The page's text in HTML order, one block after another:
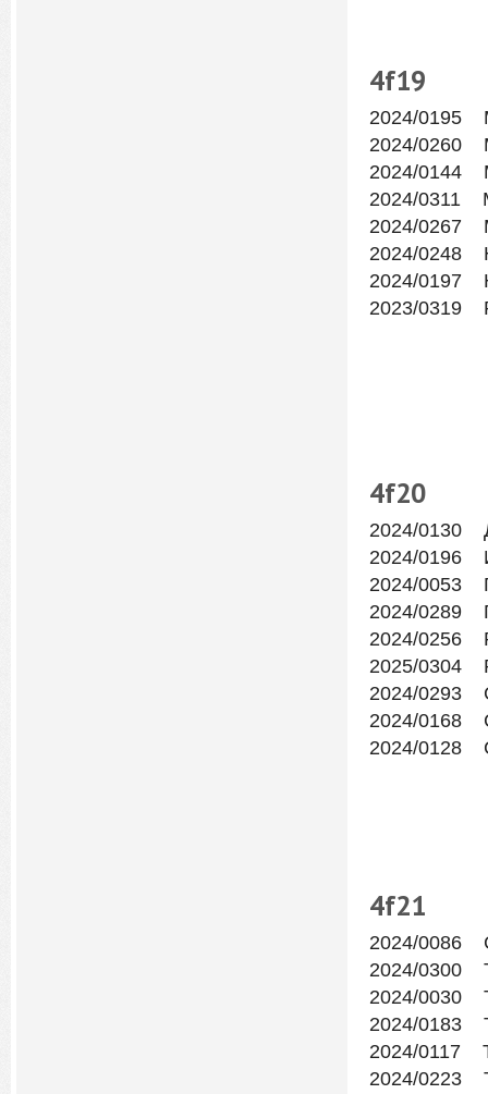
4f19
2024/0195
2024/0260
2024/0144
2024/0311
2024/0267
2024/0248
2024/0197
2023/0319
4f20
2024/0130
2024/0196
2024/0053
2024/0289
2024/0256
2025/0304
2024/0293
2024/0168
2024/0128
4f21
2024/0086
2024/0300
2024/0030
2024/0183
2024/0117
2024/0223